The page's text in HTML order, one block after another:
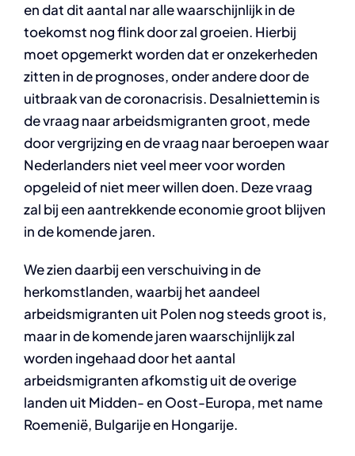
en dat dit aantal nar alle waarschijnlijk in de
toekomst nog flink door zal groeien. Hierbij
moet opgemerkt worden dat er onzekerheden
zitten in de prognoses, onder andere door de
uitbraak van de coronacrisis. Desalniettemin is
de vraag naar arbeidsmigranten groot, mede
door vergrijzing en de vraag naar beroepen waar
Nederlanders niet veel meer voor worden
opgeleid of niet meer willen doen. Deze vraag
zal bij een aantrekkende economie groot blijven
in de komende jaren.
We zien daarbij een verschuiving in de
herkomstlanden, waarbij het aandeel
arbeidsmigranten uit Polen nog steeds groot is,
maar in de komende jaren waarschijnlijk zal
worden ingehaad door het aantal
arbeidsmigranten afkomstig uit de overige
landen uit Midden- en Oost-Europa, met name
Roemenië, Bulgarije en Hongarije.